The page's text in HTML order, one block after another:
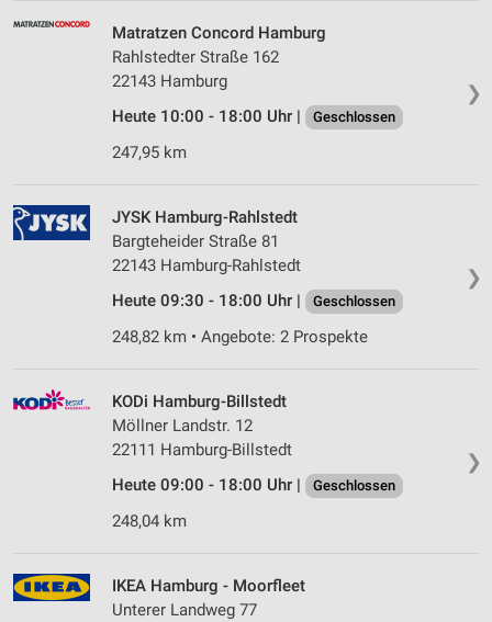
❯
Matratzen Concord Hamburg
Rahlstedter Straße 162
22143 Hamburg
Heute 10:00 - 18:00 Uhr |
Geschlossen
247,95 km
❯
JYSK Hamburg-Rahlstedt
Bargteheider Straße 81
22143 Hamburg-Rahlstedt
Heute 09:30 - 18:00 Uhr |
Geschlossen
248,82 km • Angebote: 2 Prospekte
❯
KODi Hamburg-Billstedt
Möllner Landstr. 12
22111 Hamburg-Billstedt
Heute 09:00 - 18:00 Uhr |
Geschlossen
248,04 km
IKEA Hamburg - Moorfleet
Unterer Landweg 77